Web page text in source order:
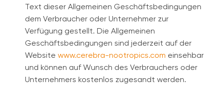
Text dieser Allgemeinen Geschäftsbedingungen
dem Verbraucher oder Unternehmer zur
Verfügung gestellt. Die Allgemeinen
Geschäftsbedingungen sind jederzeit auf der
Website www.cerebra-nootropics.com einsehbar
und können auf Wunsch des Verbrauchers oder
Unternehmers kostenlos zugesandt werden.